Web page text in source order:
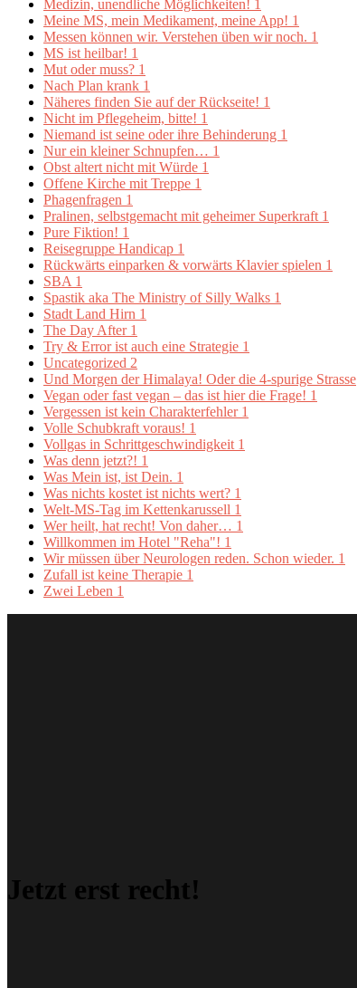
Medizin, unendliche Möglichkeiten! 1
Meine MS, mein Medikament, meine App! 1
Messen können wir. Verstehen üben wir noch. 1
MS ist heilbar! 1
Mut oder muss? 1
Nach Plan krank 1
Näheres finden Sie auf der Rückseite! 1
Nicht im Pflegeheim, bitte! 1
Niemand ist seine oder ihre Behinderung 1
Nur ein kleiner Schnupfen… 1
Obst altert nicht mit Würde 1
Offene Kirche mit Treppe 1
Phagenfragen 1
Pralinen, selbstgemacht mit geheimer Superkraft 1
Pure Fiktion! 1
Reisegruppe Handicap 1
Rückwärts einparken & vorwärts Klavier spielen 1
SBA 1
Spastik aka The Ministry of Silly Walks 1
Stadt Land Hirn 1
The Day After 1
Try & Error ist auch eine Strategie 1
Uncategorized 2
Und Morgen der Himalaya! Oder die 4-spurige Strasse
Vegan oder fast vegan – das ist hier die Frage! 1
Vergessen ist kein Charakterfehler 1
Volle Schubkraft voraus! 1
Vollgas in Schrittgeschwindigkeit 1
Was denn jetzt?! 1
Was Mein ist, ist Dein. 1
Was nichts kostet ist nichts wert? 1
Welt-MS-Tag im Kettenkarussell 1
Wer heilt, hat recht! Von daher… 1
Willkommen im Hotel "Reha"! 1
Wir müssen über Neurologen reden. Schon wieder. 1
Zufall ist keine Therapie 1
Zwei Leben 1
Jetzt erst recht!